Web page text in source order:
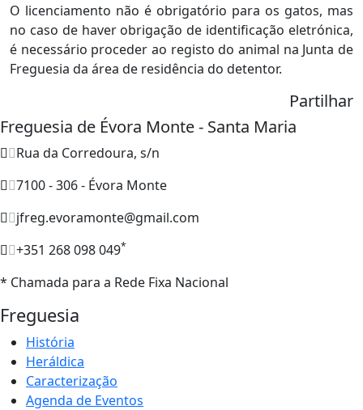
O licenciamento não é obrigatório para os gatos, mas
no caso de haver obrigação de identificação eletrónica,
é necessário proceder ao registo do animal na Junta de
Freguesia da área de residência do detentor.
Partilhar
Freguesia de Évora Monte - Santa Maria
Rua da Corredoura, s/n
7100 - 306 - Évora Monte
jfreg.evoramonte@gmail.com
+351 268 098 049*
* Chamada para a Rede Fixa Nacional
Freguesia
História
Heráldica
Caracterização
Agenda de Eventos